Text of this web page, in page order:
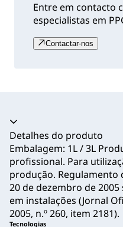
Entre em contacto
especialistas em
Contactar-nos
Acordeão recolhido
Detalhes do produto
Embalagem: 1L / 3L
profissional. Para
produção.
20 de dezembro de
em instalações (Jornal
2005, n.º 260, item 2181).
Tecnologias